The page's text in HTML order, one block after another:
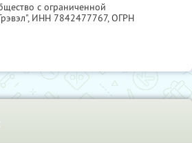
с ограниченной
ИНН 7842477767, ОГРН